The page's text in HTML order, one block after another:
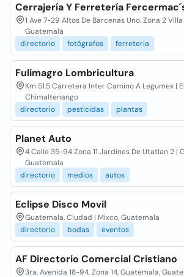
Cerrajería Y Ferretería
1 Ave 7-29 Altos De Barcenas Uno. Zona 2
Guatemala
directorio
fotógrafos ferreteria
Fulimagro Lombricultura
Km 51.5 Carretera Inter Camino A Legumex |
Chimaltenango
directorio
pesticidas plantas
Planet Auto
4 Calle 35-94 Zona 11 Jardines De Utatlan 2 |
Guatemala
directorio
medios autos
Eclipse Disco Movil
Guatemala, Ciudad | Mixco, Guatemala
directorio
bodas eventos
AF Directorio Comercial Cristiano
3ra. Avenida 18-94, Zona 14, Guatemala,